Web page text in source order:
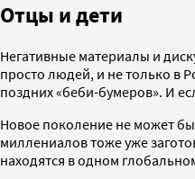
Отцы и дети
Негативные материалы и
просто людей, и не только в
поздних «беби-бумеров». И
Новое поколение не может
миллениалов тоже уже
находятся в одном